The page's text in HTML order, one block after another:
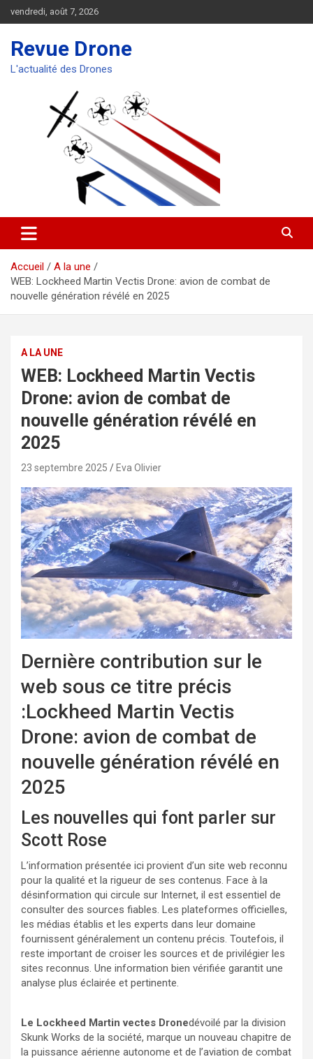
au
vendredi, août 7, 2026
Revue Drone
L'actualité des Drones
Accueil
A la une
WEB: Lockheed Martin Vectis Drone: avion de combat de
nouvelle génération révélé en 2025
A LA UNE
WEB: Lockheed Martin Vectis
Drone: avion de combat de
nouvelle génération révélé en
2025
23 septembre 2025 Eva Olivier
Dernière contribution sur le
web sous ce titre précis
:Lockheed Martin Vectis
Drone: avion de combat de
nouvelle génération révélé en
2025
Les nouvelles qui font parler sur
Scott Rose
L’information présentée ici provient d’un site web reconnu
pour la qualité et la rigueur de ses contenus. Face à la
désinformation qui circule sur Internet, il est essentiel de
consulter des sources fiables. Les plateformes officielles,
les médias établis et les experts dans leur domaine
fournissent généralement un contenu précis. Toutefois, il
reste important de croiser les sources et de privilégier les
sites reconnus. Une information bien vérifiée garantit une
analyse plus éclairée et pertinente.
Le Lockheed Martin vectes Dronedévoilé par la division
Skunk Works de la société, marque un nouveau chapitre de
la puissance aérienne autonome et de l’aviation de combat